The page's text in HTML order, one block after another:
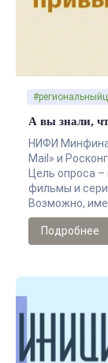
А вы знали,
НИФИ Минфина
Mail» и
Цель опроса –
фильмы и
Возможно,
Подробнее